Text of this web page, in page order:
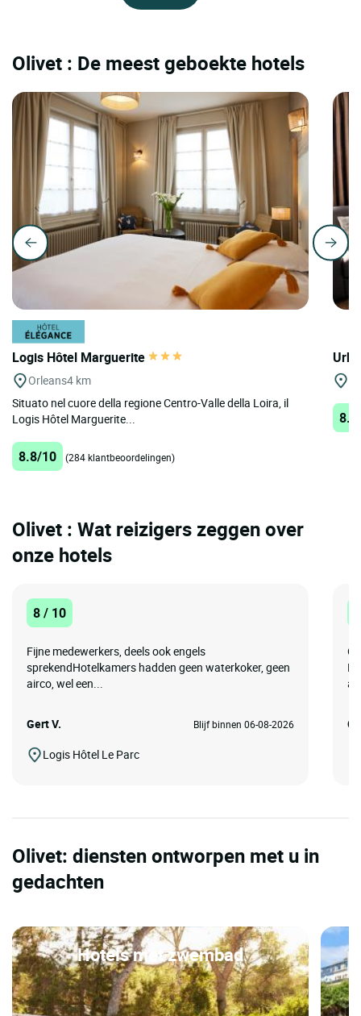
Olivet : De meest geboekte hotels
Logis Hôtel Marguerite
Orleans4 km
Situato nel cuore della regione Centro-Valle della Loira, il
Logis Hôtel Marguerite...
8.8/10 (284 klantbeoordelingen)
Olivet : Wat reizigers zeggen over
onze hotels
8 / 10
Fijne medewerkers, deels ook engels
sprekendHotelkamers hadden geen waterkoker, geen
airco, wel een...
Gert V. Blijf binnen 06-08-2026
Logis Hôtel Le Parc
Olivet: diensten ontworpen met u in
gedachten
Hotels met zwembad